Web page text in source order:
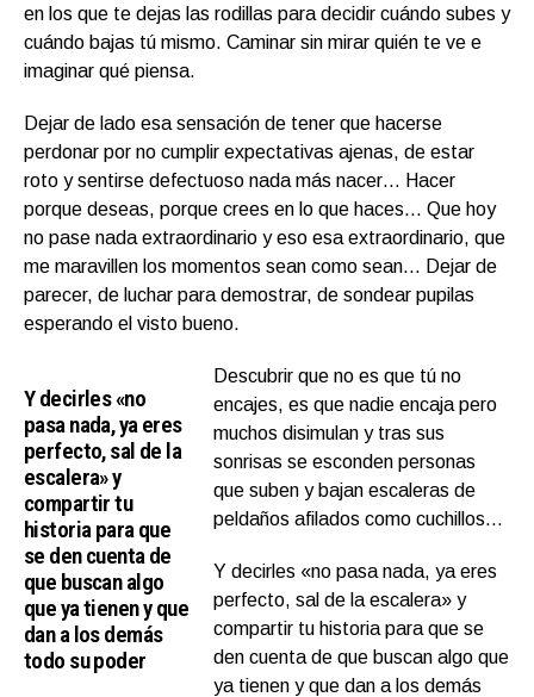
en los que te dejas las rodillas para decidir cuándo subes y
cuándo bajas tú mismo. Caminar sin mirar quién te ve e
imaginar qué piensa.
Dejar de lado esa sensación de tener que hacerse
perdonar por no cumplir expectativas ajenas, de estar
roto y sentirse defectuoso nada más nacer… Hacer
porque deseas, porque crees en lo que haces… Que hoy
no pase nada extraordinario y eso esa extraordinario, que
me maravillen los momentos sean como sean… Dejar de
parecer, de luchar para demostrar, de sondear pupilas
esperando el visto bueno.
Y decirles «no
pasa nada, ya eres
perfecto, sal de la
escalera» y
compartir tu
historia para que
se den cuenta de
que buscan algo
que ya tienen y que
dan a los demás
todo su poder
Descubrir que no es que tú no
encajes, es que nadie encaja pero
muchos disimulan y tras sus
sonrisas se esconden personas
que suben y bajan escaleras de
peldaños afilados como cuchillos…
Y decirles «no pasa nada, ya eres
perfecto, sal de la escalera» y
compartir tu historia para que se
den cuenta de que buscan algo que
ya tienen y que dan a los demás